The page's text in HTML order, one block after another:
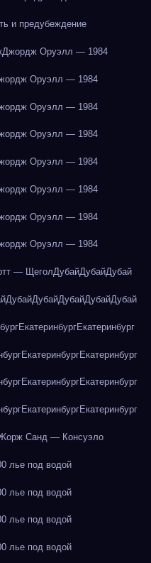
и предубеждение
Джордж Оруэлл — 1984
Оруэлл — 1984
Оруэлл — 1984
Оруэлл — 1984
Оруэлл — 1984
Оруэлл — 1984
Оруэлл — 1984
Оруэлл — 1984
— ЩеголДубайДубайДубай
ДубайДубайДубайДубайДубай
ЕкатеринбургЕкатеринбург
ЕкатеринбургЕкатеринбург
ЕкатеринбургЕкатеринбург
ЕкатеринбургЕкатеринбург
Санд — Консуэло
лье под водой
лье под водой
лье под водой
лье под водой